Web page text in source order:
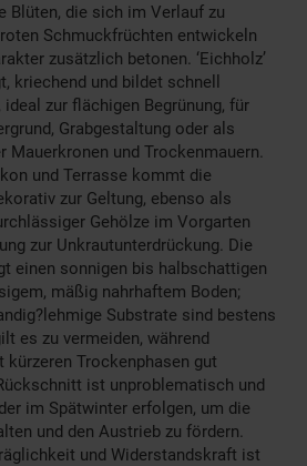
Blüten, die sich im Verlauf zu
Schmuckfrüchten entwickeln
zusätzlich betonen. ‘Eichholz’
kriechend und bildet schnell
zur flächigen Begrünung, für
Grabgestaltung oder als
Mauerkronen und Trockenmauern.
und Terrasse kommt die
zur Geltung, ebenso als
Gehölze im Vorgarten
zur Unkrautunterdrückung. Die
einen sonnigen bis halbschattigen
mäßig nahrhaftem Boden;
Substrate sind bestens
es zu vermeiden, während
Trockenphasen gut
ist unproblematisch und
im Spätwinter erfolgen, um die
und den Austrieb zu fördern.
und Widerstandskraft ist